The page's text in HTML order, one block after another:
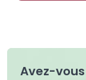
Avez-